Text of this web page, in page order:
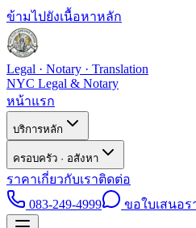
ข้ามไปยังเนื้อหาหลัก
Legal · Notary · Translation
NYC Legal & Notary
หน้าแรก
บริการหลัก
ครอบครัว · อสังหา
ราคาเกี่ยวกับเราติดต่อ
083-249-4999
ขอใบเสนอร